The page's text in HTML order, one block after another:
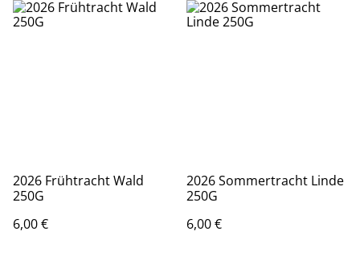
2026 Frühtracht Wald
250G
6,00 €
2026 Sommertracht Linde
250G
6,00 €